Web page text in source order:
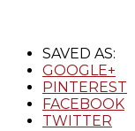
SAVED AS:
GOOGLE+
PINTEREST
FACEBOOK
TWITTER